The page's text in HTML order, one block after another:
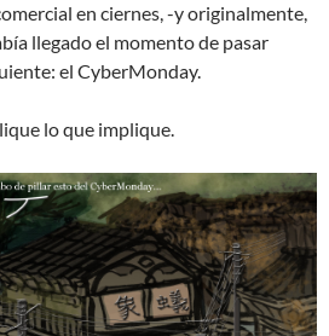
en ciernes, -y originalmente,
llegado el momento de pasar
el CyberMonday.
lo que implique.